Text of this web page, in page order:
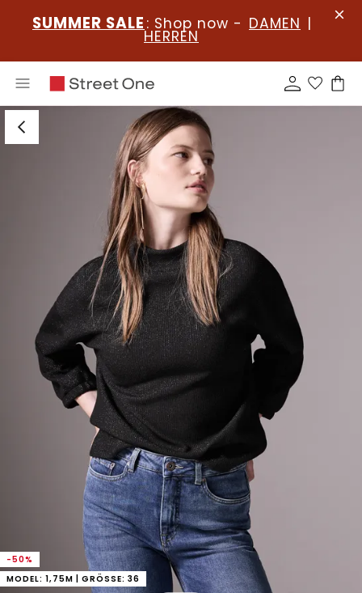
SUMMER SALE : Shop now - DAMEN |
HERREN
-50%
MODEL: 1,75M | GRÖSSE: 36